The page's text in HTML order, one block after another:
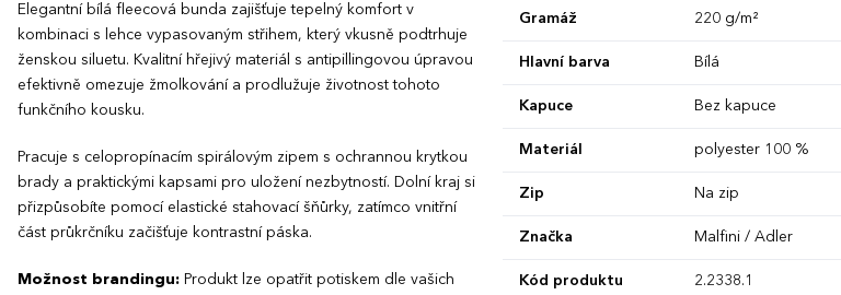
Elegantní bílá fleecová bunda zajišťuje tepelný komfort v
kombinaci s lehce vypasovaným střihem, který vkusně podtrhuje
ženskou siluetu. Kvalitní hřejivý materiál s antipillingovou úpravou
efektivně omezuje žmolkování a prodlužuje životnost tohoto
funkčního kousku.
Pracuje s celopropínacím spirálovým zipem s ochrannou krytkou
brady a praktickými kapsami pro uložení nezbytností. Dolní kraj si
přizpůsobíte pomocí elastické stahovací šňůrky, zatímco vnitřní
část průkrčníku začišťuje kontrastní páska.
Možnost brandingu: Produkt lze opatřit potiskem dle vašich
Gramáž 220 g/m²
Hlavní barva Bílá
Kapuce Bez kapuce
Materiál polyester 100 %
Zip Na zip
Značka Malfini / Adler
Kód produktu 2.2338.1